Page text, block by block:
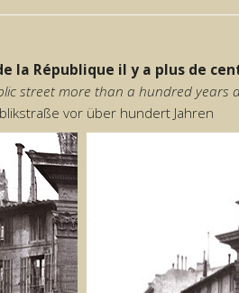
la République il y a plus de
street more than a hundred years
vor über hundert Jahren